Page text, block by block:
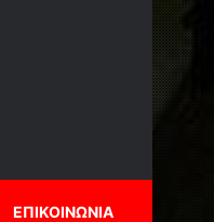
ΕΠΙΚΟΙΝΩΝΙΑ